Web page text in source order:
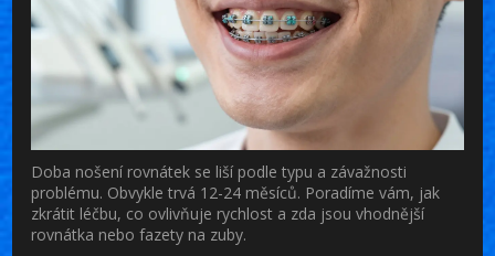
Doba nošení rovnátek se liší podle typu a závažnosti
problému. Obvykle trvá 12-24 měsíců. Poradíme vám, jak
zkrátit léčbu, co ovlivňuje rychlost a zda jsou vhodnější
rovnátka nebo fazety na zuby.